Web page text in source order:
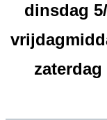
dinsdag
zaterdag